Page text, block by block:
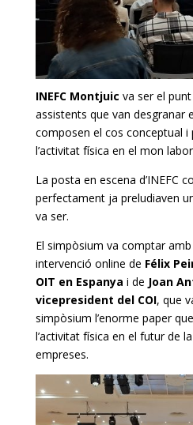
INEFC Montjuic va ser el
assistents que van desgranar
composen el cos conceptual i
l’activitat física en el mon
La posta en escena d’INEFC
perfectament ja preludiaven
va ser.
El simpòsium va comptar
intervenció online de Félix
OIT en Espanya i de Joan
vicepresident del COI, que
simpòsium l’enorme paper
l’activitat física en el futur de
empreses.